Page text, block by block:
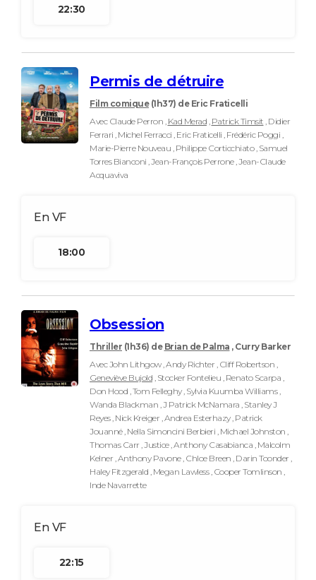
22:30
Permis de détruire
Film comique (1h37) de Eric Fraticelli
Avec Claude Perron , Kad Merad , Patrick Timsit , Didier
Ferrari , Michel Ferracci , Eric Fraticelli , Frédéric Poggi ,
Marie-Pierre Nouveau , Philippe Corticchiato , Samuel
Torres Bianconi , Jean-François Perrone , Jean-Claude
Acquaviva
18:00
Obsession
Thriller (1h36) de Brian de Palma , Curry Barker
Avec John Lithgow , Andy Richter , Cliff Robertson ,
Geneviève Bujold , Stocker Fontelieu , Renato Scarpa ,
Don Hood , Tom Felleghy , Sylvia Kuumba Williams ,
Wanda Blackman , J Patrick McNamara , Stanley J
Reyes , Nick Kreiger , Andrea Esterhazy , Patrick
Jouanné , Nella Simoncini Berbieri , Michael Johnston ,
Thomas Carr , Justice , Anthony Casabianca , Malcolm
Kelner , Anthony Pavone , Chloe Breen , Darin Toonder ,
Haley Fitzgerald , Megan Lawless , Cooper Tomlinson ,
Inde Navarrette
22:15